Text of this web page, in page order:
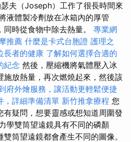
夫（Joseph）工作了很長時間來
液體製冷劑放在冰箱內的厚管
時從食物中除去熱量。 專業網
推薦 什麼是卡式台胞證 護理之
長者的健康 了解如何選擇合適的
紀念 然後，壓縮機將氣體壓入冰
施放熱量，再次燃燒起來，然後該
府外燴服務，讓活動更輕鬆便捷
，詳細準備清單 新竹推拿療程 您
有疑問，想要靈感或想知道周圍發
學雙筒望遠鏡具有不同的磷顏
筒望遠鏡都會產生不同的圖像。